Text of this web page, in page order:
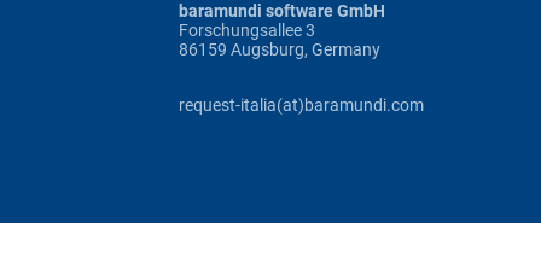
baramundi software GmbH
Forschungsallee 3
86159 Augsburg, Germany
request-italia(at)baramundi.com